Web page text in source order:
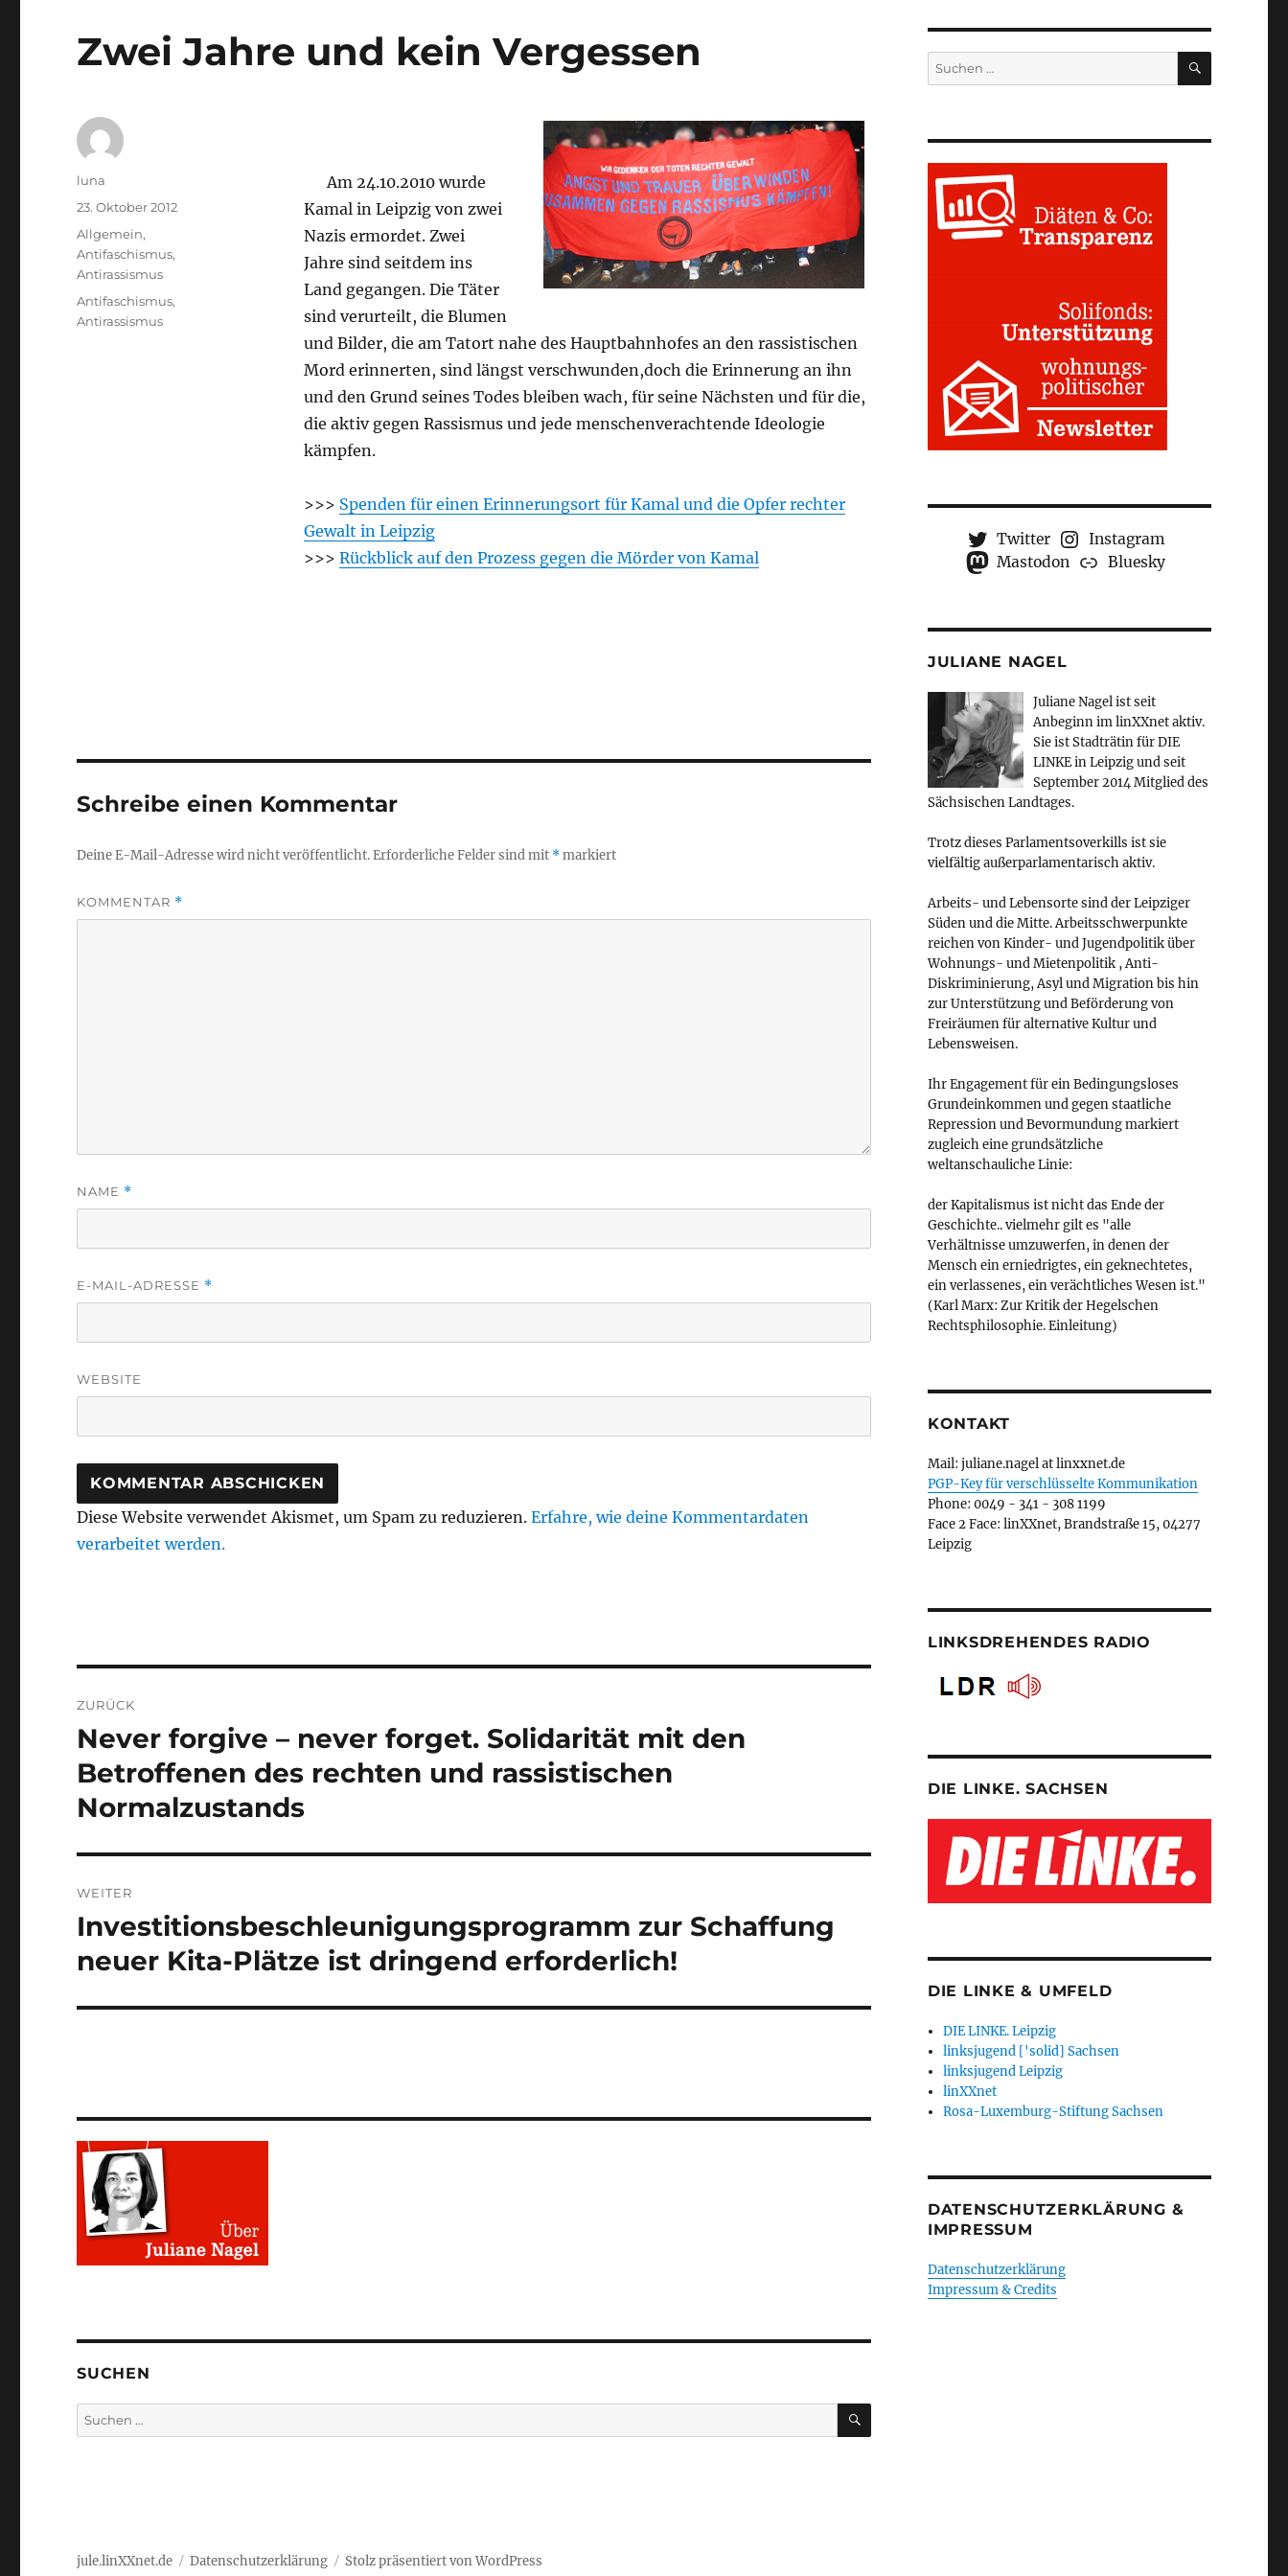
Zwei Jahre und kein Vergessen
Am 24.10.2010 wurde
Kamal in Leipzig von zwei
Nazis ermordet. Zwei
Jahre sind seitdem ins
Land gegangen. Die Täter
sind verurteilt, die Blumen
und Bilder, die am Tatort nahe des Hauptbahnhofes an den rassistischen
Mord erinnerten, sind längst verschwunden,doch die Erinnerung an ihn
und den Grund seines Todes bleiben wach, für seine Nächsten und für die,
die aktiv gegen Rassismus und jede menschenverachtende Ideologie
kämpfen.
>>> Spenden für einen Erinnerungsort für Kamal und die Opfer rechter
Gewalt in Leipzig
>>> Rückblick auf den Prozess gegen die Mörder von Kamal
Autor
luna
Veröffentlicht
am
23. Oktober 2012
Kategorien
Allgemein,
Antifaschismus,
Antirassismus
Schlagwörter
Antifaschismus,
Antirassismus
Schreibe einen Kommentar
Deine E-Mail-Adresse wird nicht veröffentlicht.Erforderliche Felder sind mit *markiert
KOMMENTAR *
NAME *
E-MAIL-ADRESSE *
WEBSITE
Diese Website verwendet Akismet, um Spam zu reduzieren.Erfahre, wie deine Kommentardaten
verarbeitet werden.
ZURÜCK
Vorheriger
Beitrag:
Never forgive – never forget. Solidarität mit den
Betroffenen des rechten und rassistischen
Normalzustands
WEITER
Nächster
Investitionsbeschleunigungsprogramm zur Schaffung
neuer Kita-Plätze ist dringend erforderlich!
SUCHEN
Suchen
nach:
SUCHEN
Suchen
nach:
SUCHEN
Twitter
Instagram
Mastodon
Bluesky
JULIANE NAGEL
Juliane Nagel ist seit
Anbeginnim linXXnet aktiv.
Sie ist Stadträtin für DIE
LINKE in Leipzig und seit
September 2014 Mitglied des
Sächsischen Landtages.
Trotz dieses Parlamentsoverkills ist sie
vielfältig außerparlamentarisch aktiv.
Arbeits- und Lebensorte sind der Leipziger
Süden und die Mitte. Arbeitsschwerpunkte
reichen von Kinder- und Jugendpolitik über
Wohnungs- und Mietenpolitik , Anti-
Diskriminierung, Asyl und Migration bis hin
zur Unterstützung und Beförderung von
Freiräumen für alternative Kultur und
Lebensweisen.
Ihr Engagement für ein Bedingungsloses
Grundeinkommen und gegen staatliche
Repression und Bevormundung markiert
zugleich eine grundsätzliche
weltanschauliche Linie:
der Kapitalismus ist nicht das Ende der
Geschichte.. vielmehr gilt es "alle
Verhältnisse umzuwerfen, in denen der
Mensch ein erniedrigtes, ein geknechtetes,
ein verlassenes, ein verächtliches Wesen ist."
(Karl Marx: Zur Kritik der Hegelschen
Rechtsphilosophie. Einleitung)
KONTAKT
Mail: juliane.nagel at linxxnet.de
PGP-Key für verschlüsselte Kommunikation
Phone: 0049 - 341 - 308 1199
Face 2 Face: linXXnet, Brandstraße 15, 04277
Leipzig
LINKSDREHENDES RADIO
DIE LINKE. SACHSEN
DIE LINKE & UMFELD
DIE LINKE. Leipzig
linksjugend ['solid] Sachsen
linksjugend Leipzig
linXXnet
Rosa-Luxemburg-Stiftung Sachsen
DATENSCHUTZERKLÄRUNG &
IMPRESSUM
Datenschutzerklärung
Impressum & Credits
jule.linXXnet.de Datenschutzerklärung Stolz präsentiert von WordPress